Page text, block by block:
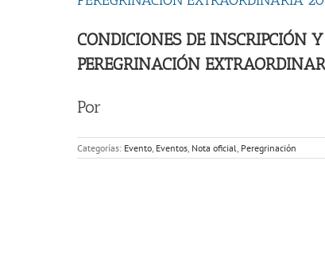
CONDICIONES DE INSCRIPCIÓN
PEREGRINACIÓN
Por
Categorías: Evento, Eventos, Nota oficial, Peregrinación